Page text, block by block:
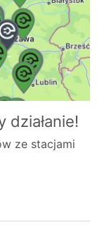
działanie!
ze stacjami